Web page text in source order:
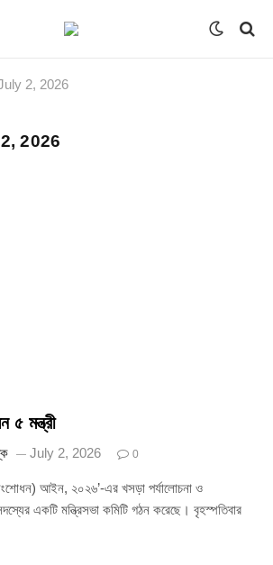
2, 2026
2026
৫ মন্ত্রী
July 2, 2026 0
আইন, ২০২৬’-এর খসড়া পর্যালোচনা ও
একটি মন্ত্রিসভা কমিটি গঠন করেছে। বৃহস্পতিবার